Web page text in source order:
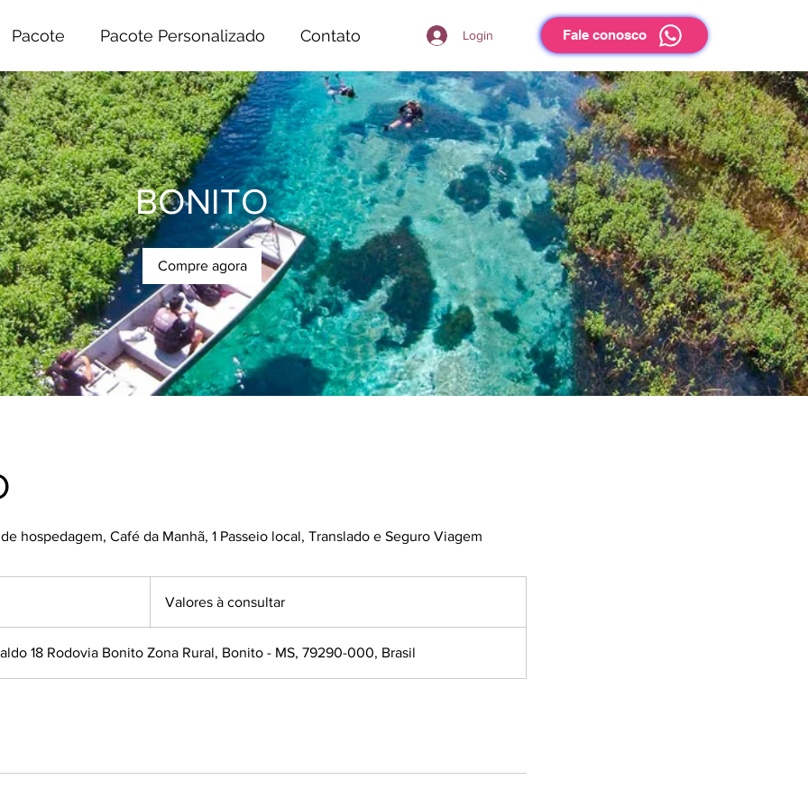
Pacote Pacote Personalizado Contato Login Fale conosco
BONITO
Compre agora
hospedagem, Café da Manhã, 1 Passeio local, Translado e Seguro Viagem
consultar
Valores à consultar
18 Rodovia Bonito Zona Rural, Bonito - MS, 79290-000, Brasil